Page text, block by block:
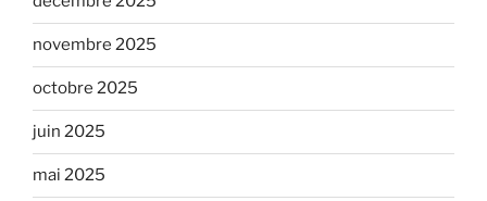
novembre 2025
octobre 2025
juin 2025
mai 2025